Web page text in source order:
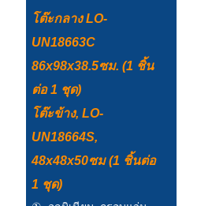
โต๊ะกลาง LO-
UN18663C
86x98x38.5ซม. (1 ชิ้น
ต่อ 1 ชุด)
โต๊ะข้าง, LO-
UN18664S,
48x48x50ซม (1 ชิ้นต่อ
1 ชุด)